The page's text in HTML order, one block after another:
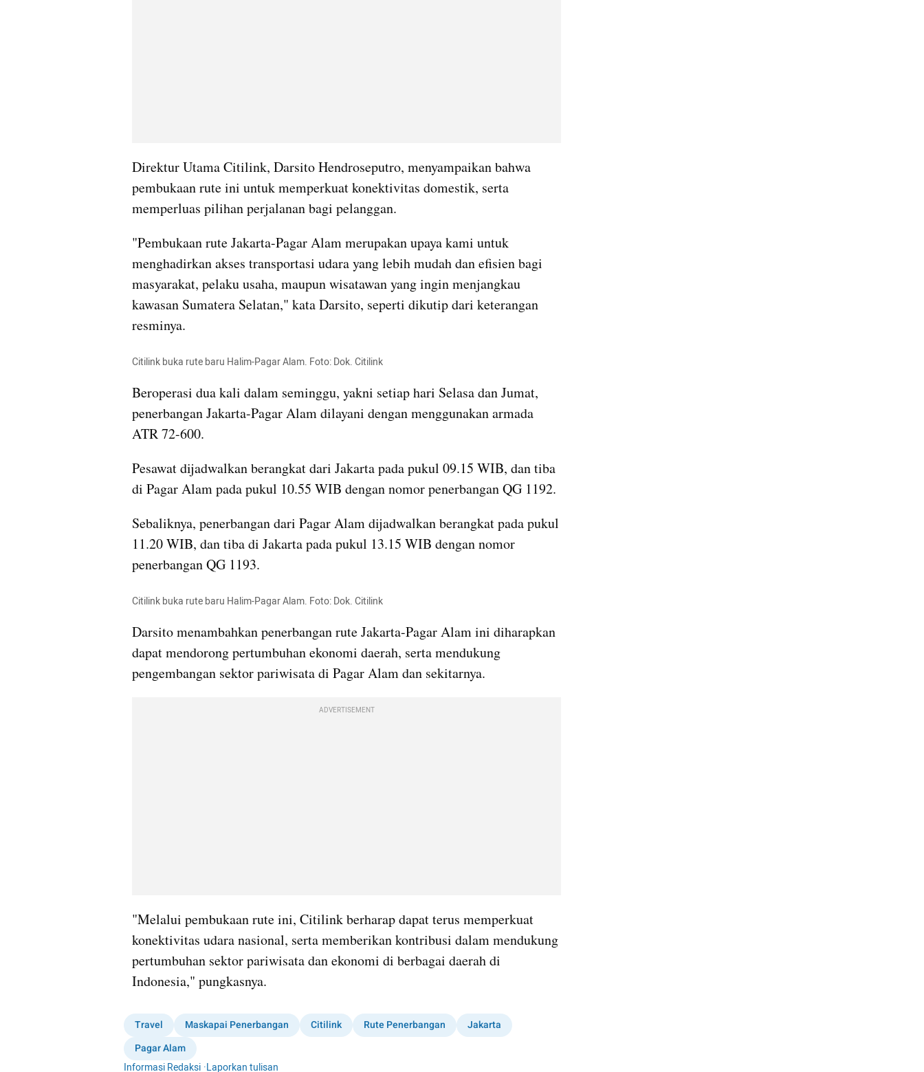
Direktur Utama Citilink, Darsito Hendroseputro, menyampaikan bahwa
pembukaan rute ini untuk memperkuat konektivitas domestik, serta
memperluas pilihan perjalanan bagi pelanggan.
"Pembukaan rute Jakarta-Pagar Alam merupakan upaya kami untuk
menghadirkan akses transportasi udara yang lebih mudah dan efisien bagi
masyarakat, pelaku usaha, maupun wisatawan yang ingin menjangkau
kawasan Sumatera Selatan," kata Darsito, seperti dikutip dari keterangan
resminya.
Citilink buka rute baru Halim-Pagar Alam. Foto: Dok. Citilink
Beroperasi dua kali dalam seminggu, yakni setiap hari Selasa dan Jumat,
penerbangan Jakarta-Pagar Alam dilayani dengan menggunakan armada
ATR 72-600.
Pesawat dijadwalkan berangkat dari Jakarta pada pukul 09.15 WIB, dan tiba
di Pagar Alam pada pukul 10.55 WIB dengan nomor penerbangan QG 1192.
Sebaliknya, penerbangan dari Pagar Alam dijadwalkan berangkat pada pukul
11.20 WIB, dan tiba di Jakarta pada pukul 13.15 WIB dengan nomor
penerbangan QG 1193.
Citilink buka rute baru Halim-Pagar Alam. Foto: Dok. Citilink
Darsito menambahkan penerbangan rute Jakarta-Pagar Alam ini diharapkan
dapat mendorong pertumbuhan ekonomi daerah, serta mendukung
pengembangan sektor pariwisata di Pagar Alam dan sekitarnya.
ADVERTISEMENT
"Melalui pembukaan rute ini, Citilink berharap dapat terus memperkuat
konektivitas udara nasional, serta memberikan kontribusi dalam mendukung
pertumbuhan sektor pariwisata dan ekonomi di berbagai daerah di
Indonesia," pungkasnya.
Travel Maskapai Penerbangan Citilink Rute Penerbangan
Jakarta
Pagar Alam
Informasi Redaksi ·Laporkan tulisan